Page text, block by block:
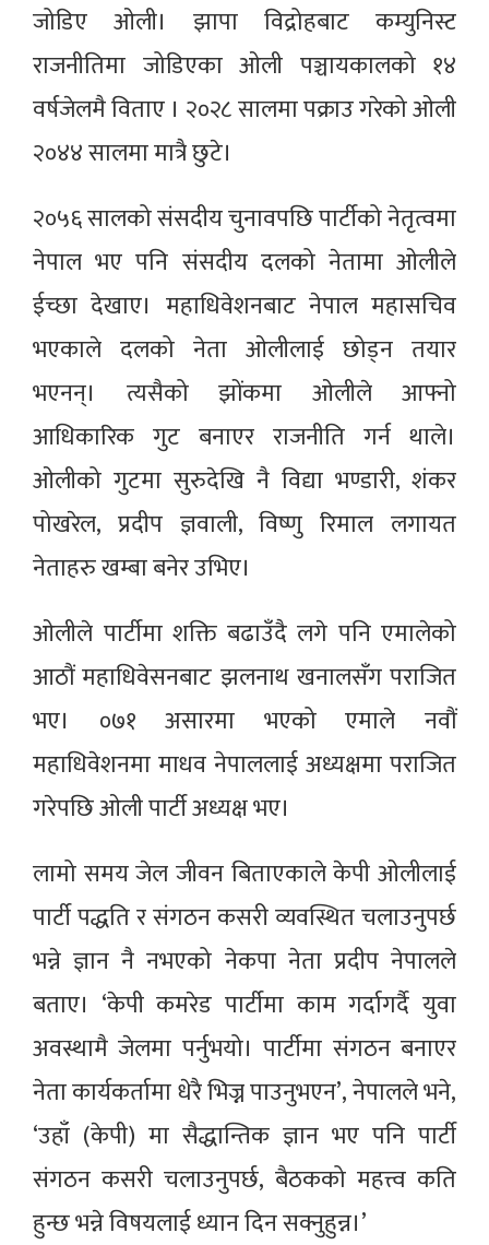
जोडिए ओली। झापा विद्रोहबाट कम्युनिस्ट
राजनीतिमा जोडिएका ओली पञ्चायकालको १४
वर्षजेलमै विताए । २०२८ सालमा पक्राउ गरेको ओली
२०४४ सालमा मात्रै छुटे।
२०५६ सालको संसदीय चुनावपछि पार्टीको नेतृत्वमा
नेपाल भए पनि संसदीय दलको नेतामा ओलीले
ईच्छा देखाए। महाधिवेशनबाट नेपाल महासचिव
भएकाले दलको नेता ओलीलाई छोड्न तयार
भएनन्। त्यसैको झोंकमा ओलीले आफ्नो
आधिकारिक गुट बनाएर राजनीति गर्न थाले।
ओलीको गुटमा सुरुदेखि नै विद्या भण्डारी, शंकर
पोखरेल, प्रदीप ज्ञवाली, विष्णु रिमाल लगायत
नेताहरु खम्बा बनेर उभिए।
ओलीले पार्टीमा शक्ति बढाउँदै लगे पनि एमालेको
आठौं महाधिवेसनबाट झलनाथ खनालसँग पराजित
भए। ०७१ असारमा भएको एमाले नवौं
महाधिवेशनमा माधव नेपाललाई अध्यक्षमा पराजित
गरेपछि ओली पार्टी अध्यक्ष भए।
लामो समय जेल जीवन बिताएकाले केपी ओलीलाई
पार्टी पद्धति र संगठन कसरी व्यवस्थित चलाउनुपर्छ
भन्ने ज्ञान नै नभएको नेकपा नेता प्रदीप नेपालले
बताए। ‘केपी कमरेड पार्टीमा काम गर्दागर्दै युवा
अवस्थामै जेलमा पर्नुभयो। पार्टीमा संगठन बनाएर
नेता कार्यकर्तामा धेरै भिज्न पाउनुभएन’, नेपालले भने,
‘उहाँ (केपी) मा सैद्धान्तिक ज्ञान भए पनि पार्टी
संगठन कसरी चलाउनुपर्छ, बैठकको महत्त्व कति
हुन्छ भन्ने विषयलाई ध्यान दिन सक्नुहुन्न।’